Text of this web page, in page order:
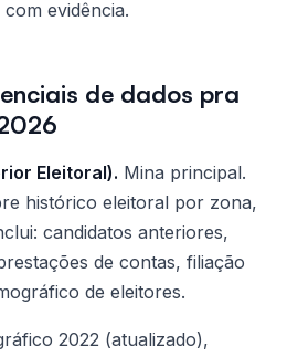
evidência.
de dados pra
Eleitoral). Mina principal.
histórico eleitoral por zona,
candidatos anteriores,
de contas, filiação
de eleitores.
2022 (atualizado),